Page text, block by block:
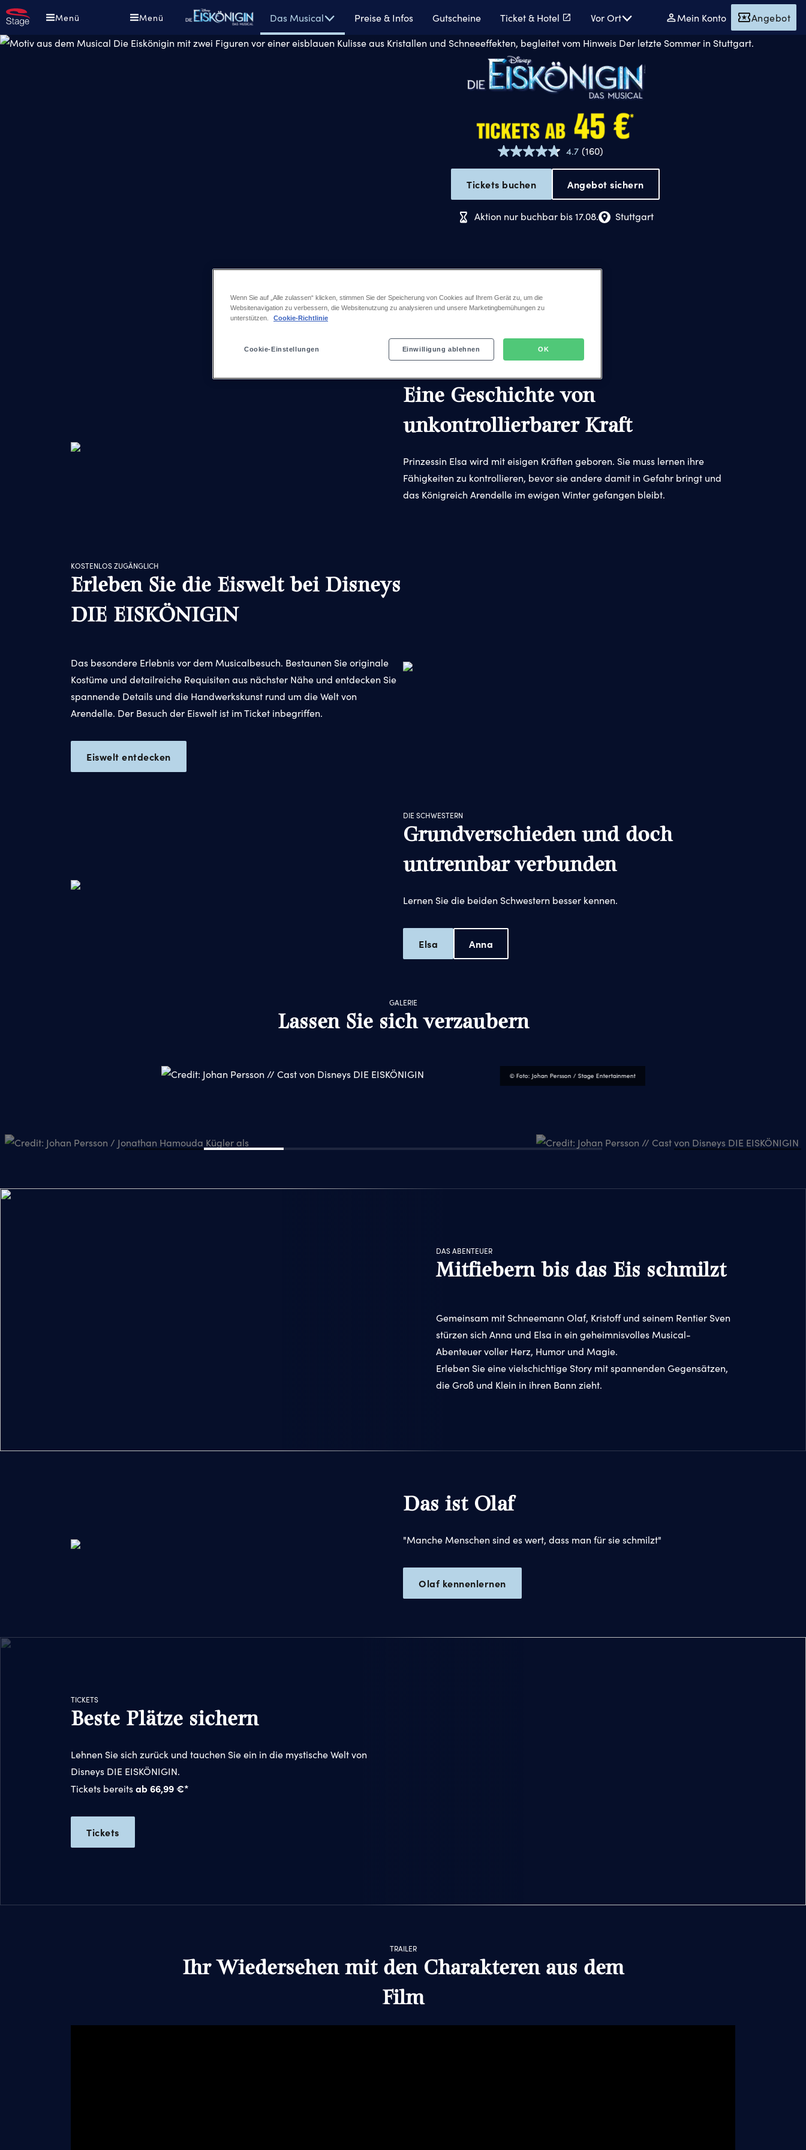
Direkt
zum
Inhalt
Menü Menü
Die
Eiskönigin
Das Musical Preise & Infos Gutscheine Ticket & Hotel Vor Ort Mein Konto Angebot
Disneys
Die
Eiskönigin
Das
Musical
4.7 160
Link
auf
derselben
Seite.
(160)
Tickets buchen Angebot sichern
Aktion nur buchbar bis 17.08. Stuttgart
Die Schwestern Olaf FAQs
ELSA
Eine Geschichte von
unkontrollierbarer Kraft
Prinzessin Elsa wird mit eisigen Kräften geboren. Sie muss lernen ihre
Fähigkeiten zu kontrollieren, bevor sie andere damit in Gefahr bringt und
das Königreich Arendelle im ewigen Winter gefangen bleibt.
KOSTENLOS ZUGÄNGLICH
Erleben Sie die Eiswelt bei Disneys
DIE EISKÖNIGIN
Das besondere Erlebnis vor dem Musicalbesuch. Bestaunen Sie originale
Kostüme und detailreiche Requisiten aus nächster Nähe und entdecken Sie
spannende Details und die Handwerkskunst rund um die Welt von
Arendelle. Der Besuch der Eiswelt ist im Ticket inbegriffen.
Eiswelt entdecken
DIE SCHWESTERN
Grundverschieden und doch
untrennbar verbunden
Lernen Sie die beiden Schwestern besser kennen.
Elsa Anna
GALERIE
Lassen Sie sich verzaubern
© Foto: Johan Persson / Stage Entertainment
DAS ABENTEUER
Mitfiebern bis das Eis schmilzt
Gemeinsam mit Schneemann Olaf, Kristoff und seinem Rentier Sven
stürzen sich Anna und Elsa in ein geheimnisvolles Musical-
Abenteuer voller Herz, Humor und Magie.
Erleben Sie eine vielschichtige Story mit spannenden Gegensätzen,
die Groß und Klein in ihren Bann zieht.
Das ist Olaf
"Manche Menschen sind es wert, dass man für sie schmilzt"
Olaf kennenlernen
TICKETS
Beste Plätze sichern
Lehnen Sie sich zurück und tauchen Sie ein in die mystische Welt von
Disneys DIE EISKÖNIGIN.
Tickets bereitsab 66,99 €*
Tickets
TRAILER
Ihr Wiedersehen mit den Charakteren aus dem
Film
Wenn Sie auf „Alle zulassen“ klicken, stimmen Sie der Speicherung von Cookies auf Ihrem Gerät zu, um die
Websitenavigation zu verbessern, die Websitenutzung zu analysieren und unsere Marketingbemühungen zu
unterstützen.
Cookie-Richtlinie
Cookie-Einstellungen Einwilligung ablehnen OK